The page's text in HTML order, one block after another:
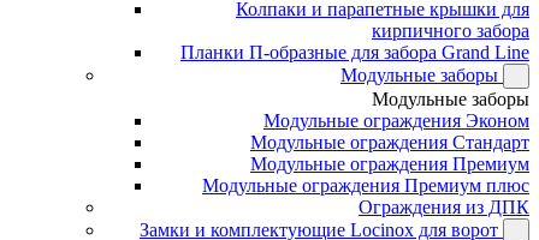
Колпаки и парапетные крышки для
кирпичного забора
Планки П-образные для забора Grand Line
Модульные заборы
Модульные заборы
Модульные ограждения Эконом
Модульные ограждения Стандарт
Модульные ограждения Премиум
Модульные ограждения Премиум плюс
Ограждения из ДПК
Замки и комплектующие Locinox для ворот